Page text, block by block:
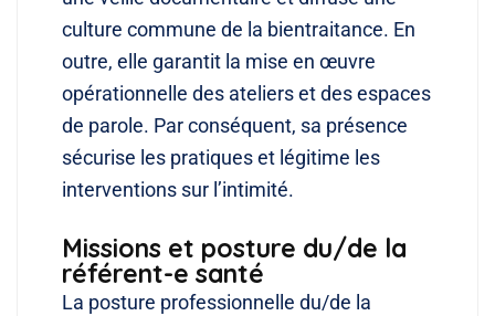
culture commune de la bientraitance. En
outre, elle garantit la mise en œuvre
opérationnelle des ateliers et des espaces
de parole. Par conséquent, sa présence
sécurise les pratiques et légitime les
interventions sur l’intimité.
Missions et posture du/de la
référent-e santé
La posture professionnelle du/de la